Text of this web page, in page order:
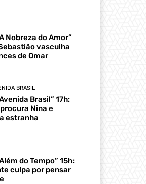
Nobreza do Amor”
vasculha
de Omar
BRASIL
Brasil” 17h:
Nina e
estranha
do Tempo” 15h:
culpa por pensar